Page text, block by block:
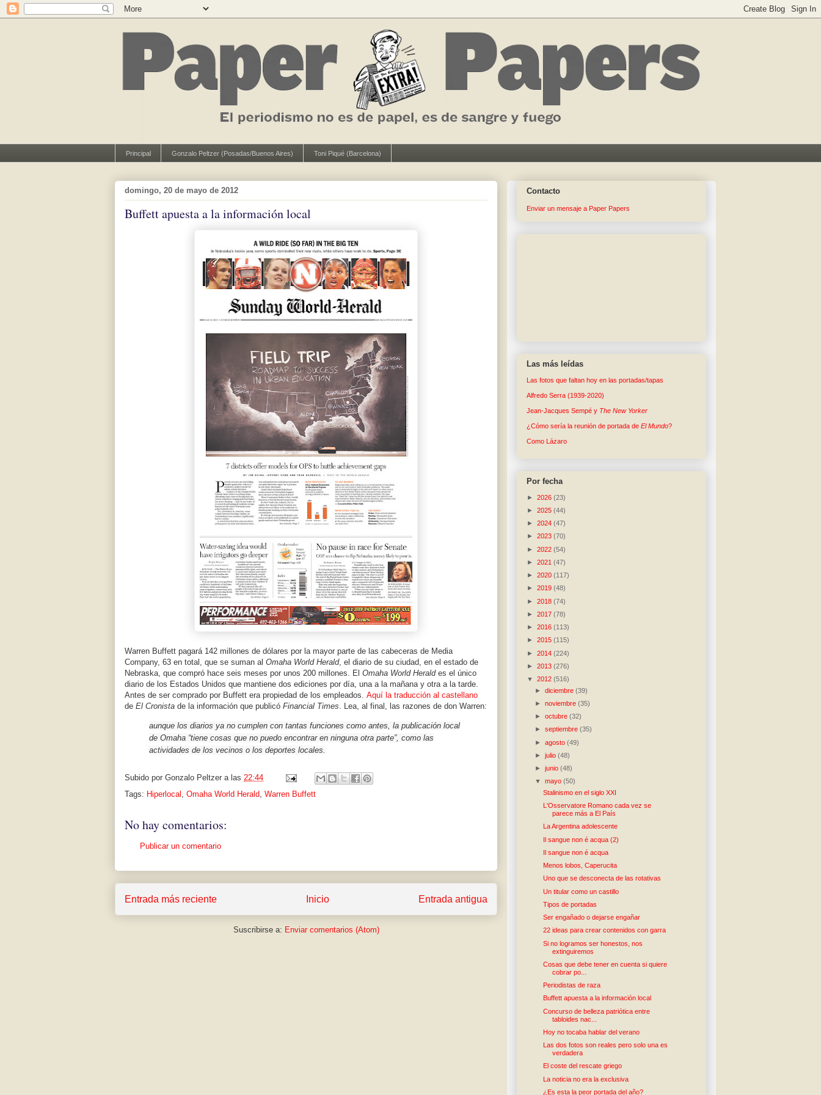
Principal Gonzalo Peltzer (Posadas/Buenos Aires) Toni Piqué (Barcelona)
domingo, 20 de mayo de 2012
Buffett apuesta a la información local
Warren Buffett pagará 142 millones de dólares por la mayor parte de las cabeceras de Media
Company, 63 en total, que se suman al Omaha World Herald, el diario de su ciudad, en el estado de
Nebraska, que compró hace seis meses por unos 200 millones. El Omaha World Heraldes el único
diario de los Estados Unidos que mantiene dos ediciones por día, una a la mañana y otra a la tarde.
Antes de ser comprado por Buffett era propiedad de los empleados. Aquí la traducción al castellano
de El Cronista de la información que publicó Financial Times. Lea, al final, las razones de don Warren:
aunque los diarios ya no cumplen con tantas funciones como antes, la publicación local
de Omaha “tiene cosas que no puedo encontrar en ninguna otra parte”, como las
actividades de los vecinos o los deportes locales.
Subido por Gonzalo Peltzer a las 22:44
Tags: Hiperlocal , Omaha World Herald, Warren Buffett
No hay comentarios:
Publicar un comentario
Entrada más reciente Entrada antigua
Inicio
Suscribirse a: Enviar comentarios (Atom)
Contacto
Enviar un mensaje a Paper Papers
Las más leídas
Las fotos que faltan hoy en las portadas/tapas
Alfredo Serra (1939-2020)
Jean-Jacques Sempé y The New Yorker
¿Cómo sería la reunión de portada de El Mundo?
Como Lázaro
Por fecha
► 2026 (23)
► 2025 (44)
► 2024 (47)
► 2023 (70)
► 2022 (54)
► 2021 (47)
► 2020 (117)
► 2019 (48)
► 2018 (74)
► 2017 (78)
► 2016 (113)
► 2015 (115)
► 2014 (224)
► 2013 (276)
▼ 2012 (516)
►diciembre(39)
►noviembre(35)
►octubre(32)
►septiembre(35)
►agosto(49)
►julio(48)
►junio(48)
▼mayo(50)
Stalinismo en el siglo XXI
L'Osservatore Romano cada vez se
parece más a El País
La Argentina adolescente
Il sangue non é acqua (2)
Il sangue non é acqua
Menos lobos, Caperucita
Uno que se desconecta de las rotativas
Un titular como un castillo
Tipos de portadas
Ser engañado o dejarse engañar
22 ideas para crear contenidos con garra
Si no logramos ser honestos, nos
extinguiremos
Cosas que debe tener en cuenta si quiere
cobrar po...
Periodistas de raza
Buffett apuesta a la información local
Concurso de belleza patriótica entre
tabloides nac...
Hoy no tocaba hablar del verano
Las dos fotos son reales pero solo una es
verdadera
El coste del rescate griego
La noticia no era la exclusiva
¿Es esta la peor portada del año?